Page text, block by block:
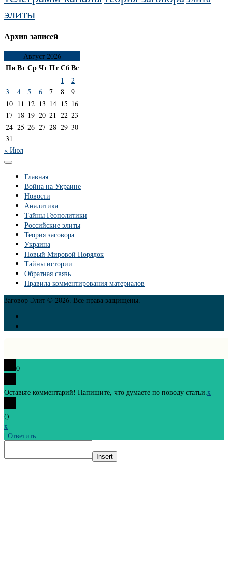
элиты
Архив записей
Август 2026
ПнВтСрЧтПтСбВс
1
2
3
4 5 6 7 8
9
10 11 12 13 14 15 16
17 18 19 20 21 22 23
24 25 26 27 28 29 30
31
« Июл
Главная
Война на Украине
Новости
Аналитика
Тайны Геополитики
Российские элиты
Теория заговора
Украина
Новый Мировой Порядок
Тайны истории
Обратная связь
Правила комментирования материалов
Заговор Элит © 2026. Все права защищены.
0
Оставьте комментарий! Напишите, что думаете по поводу статьи.x
()
x
| Ответить
Insert